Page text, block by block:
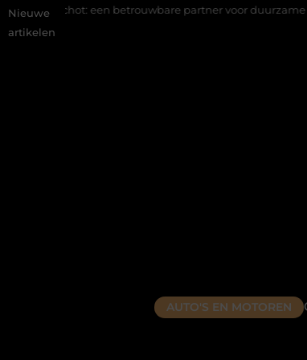
Nieuwe
artikelen
betrouwbare partner voor duurzame staalconstructies
AUTO'S EN MOTOREN